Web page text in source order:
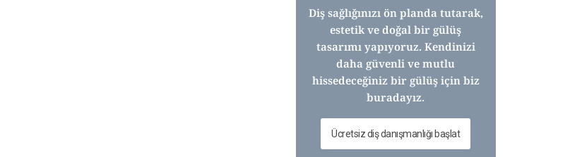
Diş sağlığınızı ön planda tutarak,
estetik ve doğal bir gülüş
tasarımı yapıyoruz. Kendinizi
daha güvenli ve mutlu
hissedeceğiniz bir gülüş için biz
buradayız.
Ücretsiz diş danışmanlığı başlat